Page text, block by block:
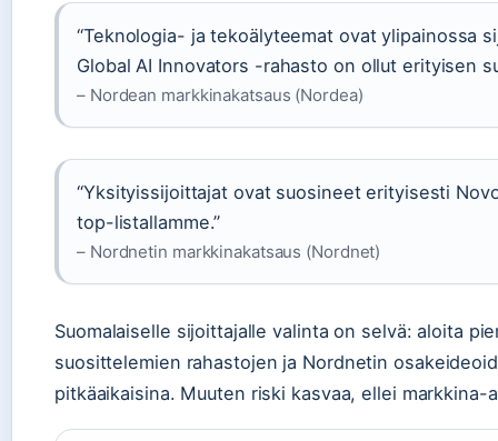
“Teknologia- ja tekoälyteemat ovat ylipainossa
Global AI Innovators -rahasto on ollut erityisen
– Nordean markkinakatsaus (Nordea)
“Yksityissijoittajat ovat suosineet erityisesti
top-listallamme.”
– Nordnetin markkinakatsaus (Nordnet)
Suomalaiselle sijoittajalle valinta on selvä: aloita
suosittelemien rahastojen ja Nordnetin
pitkäaikaisina. Muuten riski kasvaa, ellei markkina-